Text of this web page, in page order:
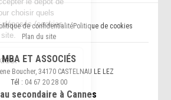
de confidentialitéPolitique de cookies
Plan du site
MBA ET ASSOCIÉS
Boucher, 34170 CASTELNAU LE LEZ
Tél : 04 67 20 28 00
secondaire à Cannes